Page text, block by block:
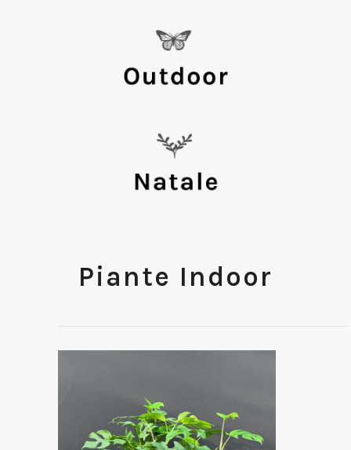
Piante Indoor